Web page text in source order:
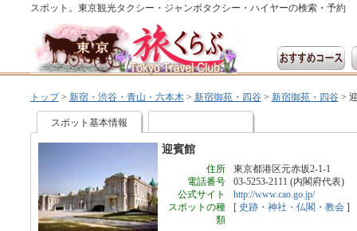
スポット。東京観光タクシー・ジャンボタクシー・ハイヤーの検索・予約
トップ> 新宿・渋谷・青山・六本木> 新宿御苑・四谷> 新宿御苑・四谷>
スポット基本情報
迎賓館
住所
東京都港区元赤坂2-1-1
電話番号
03-5253-2111 (内閣府代表)
公式サイト
http://www.cao.go.jp/
スポットの種
類
[ 史跡・神社・仏閣・教会]